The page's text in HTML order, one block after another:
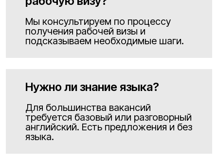
Мы консультируем по процессу
получения рабочей визы и
подсказываем необходимые шаги.
Нужно ли знание языка?
Для большинства вакансий
требуется базовый или разговорный
английский. Есть предложения и без
языка.